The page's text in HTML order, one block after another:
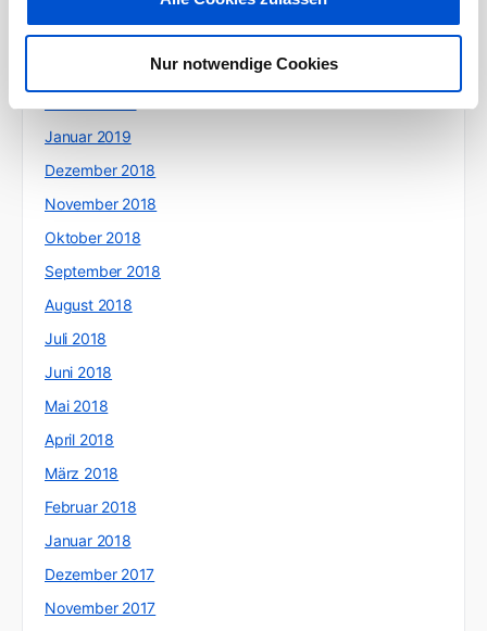
Nur notwendige Cookies
April 2019
Januar 2019
Dezember 2018
November 2018
Oktober 2018
September 2018
August 2018
Juli 2018
Juni 2018
Mai 2018
April 2018
März 2018
Februar 2018
Januar 2018
Dezember 2017
November 2017